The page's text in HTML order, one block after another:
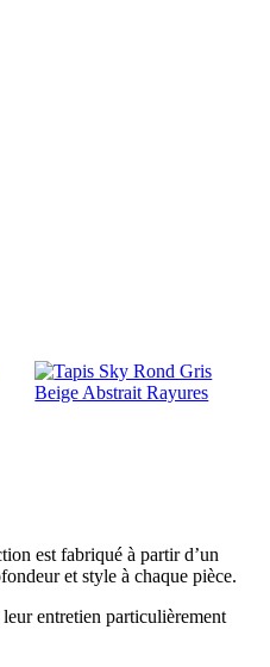
est fabriqué à partir d’un
et style à chaque pièce.
entretien particulièrement